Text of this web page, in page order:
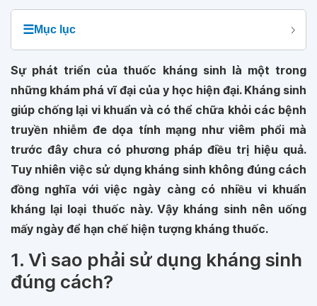
☰Mục lục
Sự phát triển của thuốc kháng sinh là một trong
những khám phá vĩ đại của y học hiện đại. Kháng sinh
giúp chống lại vi khuẩn và có thể chữa khỏi các bệnh
truyền nhiễm đe dọa tính mạng như viêm phổi mà
trước đây chưa có phương pháp điều trị hiệu quả.
Tuy nhiên việc sử dụng kháng sinh không đúng cách
đồng nghĩa với việc ngày càng có nhiều vi khuẩn
kháng lại loại thuốc này. Vậy kháng sinh nên uống
mấy ngày để hạn chế hiện tượng kháng thuốc.
1. Vì sao phải sử dụng kháng sinh
đúng cách?